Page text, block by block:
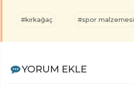
#kırkağaç #spor malzemesi
YORUM EKLE